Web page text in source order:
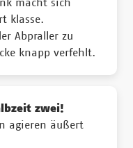
macht sich
klasse.
Abpraller zu
knapp verfehlt.
zwei!
agieren äußert